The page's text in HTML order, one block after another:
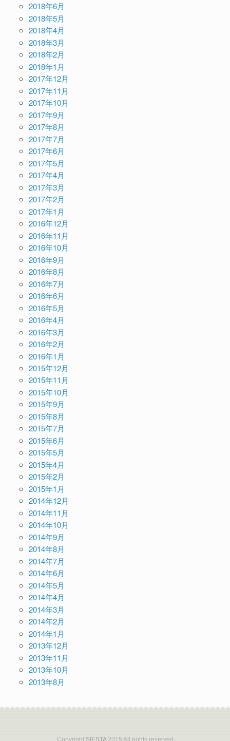
2018年6月
2018年5月
2018年4月
2018年3月
2018年2月
2018年1月
2017年12月
2017年11月
2017年10月
2017年9月
2017年8月
2017年7月
2017年6月
2017年5月
2017年4月
2017年3月
2017年2月
2017年1月
2016年12月
2016年11月
2016年10月
2016年9月
2016年8月
2016年7月
2016年6月
2016年5月
2016年4月
2016年3月
2016年2月
2016年1月
2015年12月
2015年11月
2015年10月
2015年9月
2015年8月
2015年7月
2015年6月
2015年5月
2015年4月
2015年2月
2015年1月
2014年12月
2014年11月
2014年10月
2014年9月
2014年8月
2014年7月
2014年6月
2014年5月
2014年4月
2014年3月
2014年2月
2014年1月
2013年12月
2013年11月
2013年10月
2013年8月
CopyrightSIESTA 2015 All rights reserved